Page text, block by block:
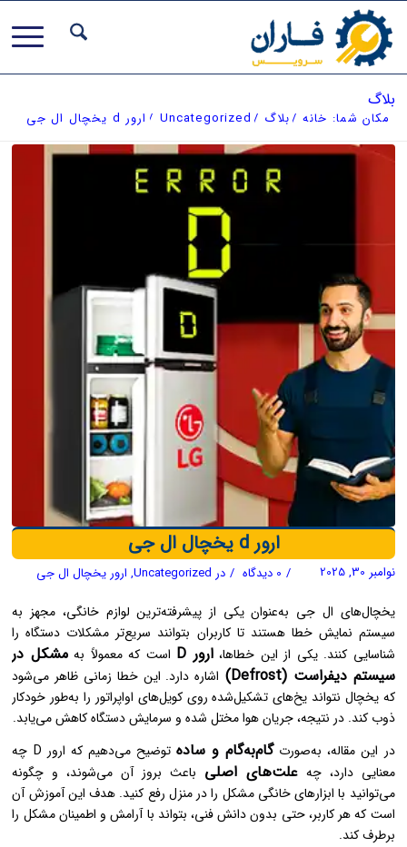
بلاگ
مکان شما: خانه /بلاگ /
Uncategorized
/ ارور d یخچال ال جی
ارور d یخچال ال جی
نوامبر 30, 2025 / 0 دیدگاه / در Uncategorized
, ارور یخچال ال جی
یخچال‌های ال جی به‌عنوان یکی از پیشرفته‌ترین لوازم خانگی، مجهز به
سیستم نمایش خطا هستند تا کاربران بتوانند سریع‌تر مشکلات دستگاه را
شناسایی کنند. یکی از این خطاها،ارور D است که معمولاً بهمشکل در
سیستم دیفراست (Defrost)
اشاره دارد. این خطا زمانی ظاهر می‌شود
که یخچال نتواند یخ‌های تشکیل‌شده روی کویل‌های اواپراتور را به‌طور خودکار
ذوب کند. در نتیجه، جریان هوا مختل شده و سرمایش دستگاه کاهش می‌یابد.
در این مقاله، به‌صورتگام‌به‌گام و ساده
توضیح می‌دهیم که ارور D چه
معنایی دارد، چهعلت‌های اصلی باعث بروز آن می‌شوند، و چگونه
می‌توانید با ابزارهای خانگی مشکل را در منزل رفع کنید. هدف این آموزش آن
است که هر کاربر، حتی بدون دانش فنی، بتواند با آرامش و اطمینان مشکل را
برطرف کند.